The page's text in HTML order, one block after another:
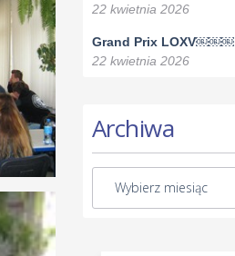
22 kwietnia 2026
Grand Prix LOXV￼￼￼
22 kwietnia 2026
Archiwa